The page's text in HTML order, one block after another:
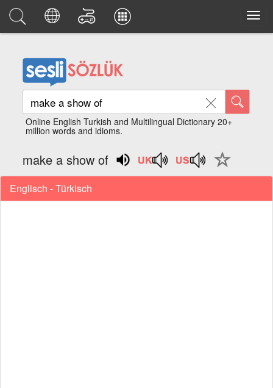
Online English Turkish and Multilingual Dictionary 20+
million words and idioms.
make a show of
Englisch - Türkisch